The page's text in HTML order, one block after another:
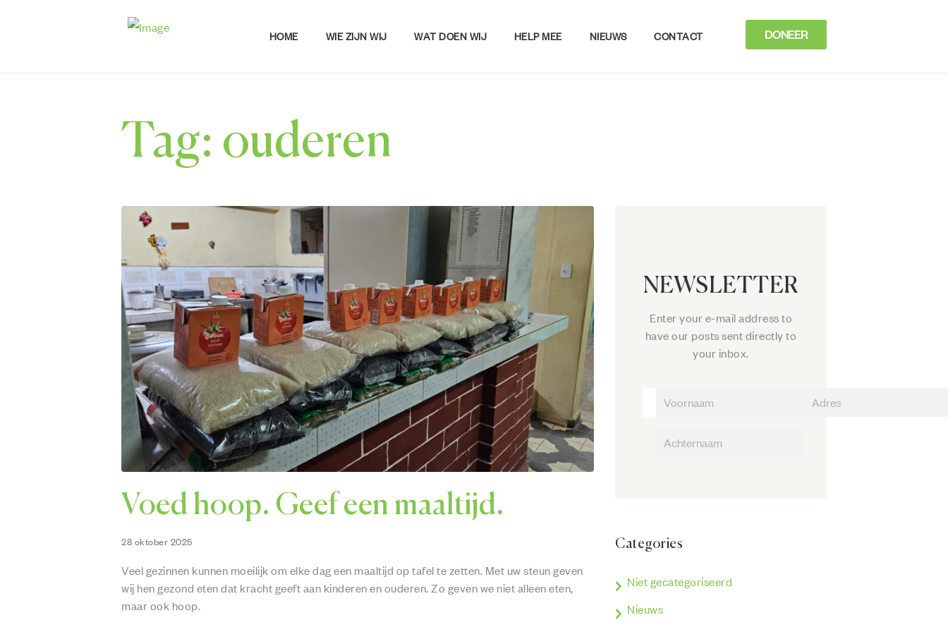
DONEER
HOME WIE ZIJN WIJ WAT DOEN WIJ HELP MEE NIEUWS CONTACT
Tag: ouderen
Voed hoop. Geef een maaltijd.
28 oktober 2025
Veel gezinnen kunnen moeilijk om elke dag een maaltijd op tafel te zetten. Met uw steun geven
wij hen gezond eten dat kracht geeft aan kinderen en ouderen. Zo geven we niet alleen eten,
maar ook hoop.
NEWSLETTER
Enter your e-mail address to
have our posts sent directly to
your inbox.
Categories
Niet gecategoriseerd
Nieuws